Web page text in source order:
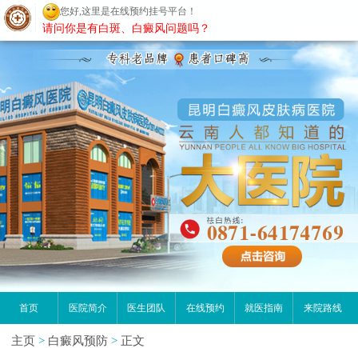
昆明白癜风医院
首页 医院简介 医生团队 在线预约 就医指南 来院路线
主页 > 白癜风预防 > 正文
您好,这里是在线预约挂号平台！
请问你是有白斑、白癜风问题吗？